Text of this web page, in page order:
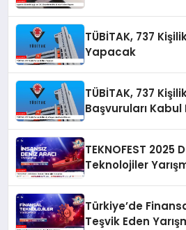
TÜBİTAK, 737
Yapacak
TÜBİTAK, 737
Başvuruları Kabul
TEKNOFEST 2025
Teknolojiler
Türkiye’de
Teşvik Eden